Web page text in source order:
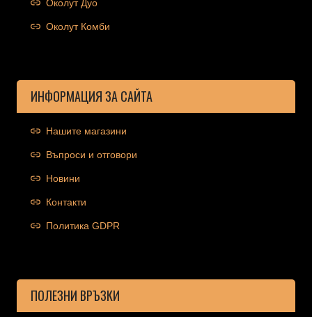
Околут Дуо
Околут Комби
ИНФОРМАЦИЯ ЗА САЙТА
Нашите магазини
Въпроси и отговори
Новини
Контакти
Политика GDPR
ПОЛЕЗНИ ВРЪЗКИ